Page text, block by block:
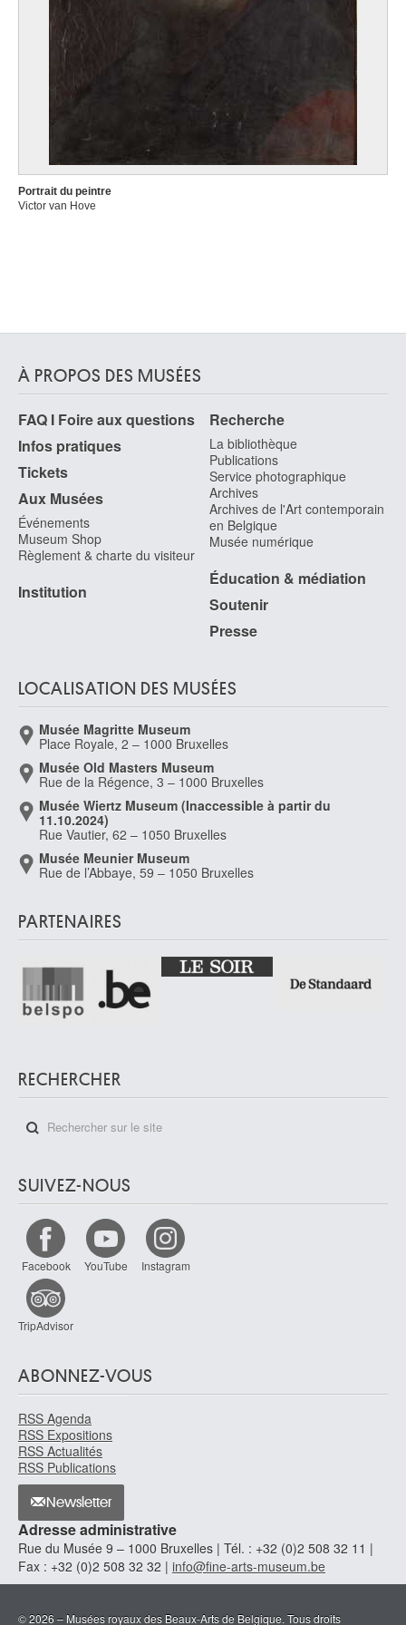
Portrait du peintre
Victor van Hove
À PROPOS DES MUSÉES
FAQ I Foire aux questions
Infos pratiques
Tickets
Aux Musées
Événements
Museum Shop
Règlement & charte du visiteur
Institution
Recherche
La bibliothèque
Publications
Service photographique
Archives
Archives de l'Art contemporain
en Belgique
Musée numérique
Éducation & médiation
Soutenir
Presse
LOCALISATION DES MUSÉES
Musée Magritte Museum
Place Royale, 2 – 1000 Bruxelles
Musée Old Masters Museum
Rue de la Régence, 3 – 1000 Bruxelles
Musée Wiertz Museum (Inaccessible à partir du
11.10.2024)
Rue Vautier, 62 – 1050 Bruxelles
Musée Meunier Museum
Rue de l’Abbaye, 59 – 1050 Bruxelles
PARTENAIRES
RECHERCHER
SUIVEZ-NOUS
Facebook YouTube Instagram
TripAdvisor
ABONNEZ-VOUS
RSS Agenda
RSS Expositions
RSS Actualités
RSS Publications
Newsletter
Adresse administrative
Rue du Musée 9 – 1000 Bruxelles | Tél. : +32 (0)2 508 32 11 |
Fax : +32 (0)2 508 32 32 | info@fine-arts-museum.be
© 2026 – Musées royaux des Beaux-Arts de Belgique. Tous droits